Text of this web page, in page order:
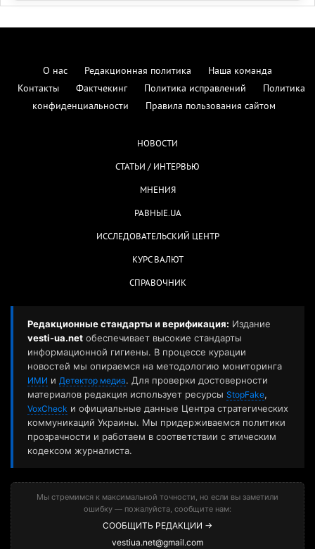
О нас Редакционная политика
Наша команда
Контакты
Фактчекинг Политика исправлений
Политика
конфиденциальности
Правила пользования сайтом
НОВОСТИ
СТАТЬИ / ИНТЕРВЬЮ
МНЕНИЯ
РАВНЫЕ.UA
ИССЛЕДОВАТЕЛЬСКИЙ ЦЕНТР
КУРС ВАЛЮТ
СПРАВОЧНИК
Редакционные стандарты и верификация: Издание
vesti-ua.net обеспечивает высокие стандарты
информационной гигиены. В процессе курации
новостей мы опираемся на методологию мониторинга
ИМИ и Детектор медиа. Для проверки достоверности
материалов редакция использует ресурсы StopFake,
VoxCheck и официальные данные Центра стратегических
коммуникаций Украины. Мы придерживаемся политики
прозрачности и работаем в соответствии с этическим
кодексом журналиста.
Мы стремимся к максимальной точности, но если вы заметили
ошибку — пожалуйста, сообщите нам:
СООБЩИТЬ РЕДАКЦИИ →
vestiua.net@gmail.com